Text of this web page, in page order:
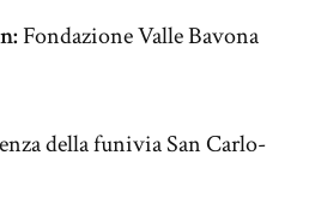
Fondazione Valle Bavona
della funiviaSan Carlo-